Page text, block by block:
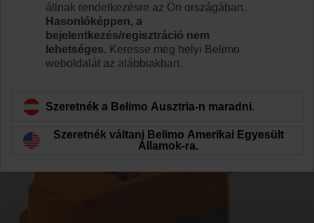
Vissza a termékkategóriához
állnak rendelkezésre az Ön országában.
Hasonlóképpen, a
bejelentkezés/regisztráció nem
lehetséges. Keresse meg helyi Belimo
weboldalát az alábbiakban.
Szeretnék a Belimo Ausztria-n maradni.
Szeretnék váltani Belimo Amerikai Egyesült
Államok-ra.